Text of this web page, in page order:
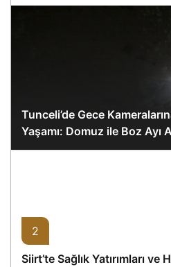
Tunceli’de Gece
Yaşamı: Domuz ile Boz Ayı
2
Siirt’te Sağlık Yatırımları